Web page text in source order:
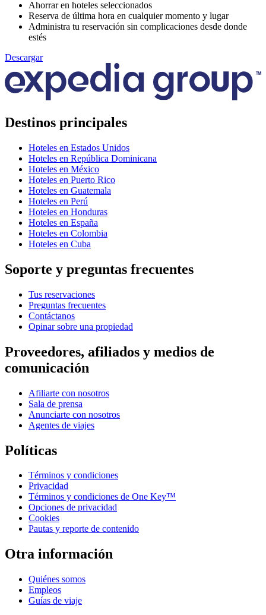
Ahorrar en hoteles seleccionados
Reserva de última hora en cualquier momento y lugar
Administra tu reservación sin complicaciones desde donde
estés
Descargar
Destinos principales
Hoteles en Estados Unidos
Hoteles en República Dominicana
Hoteles en México
Hoteles en Puerto Rico
Hoteles en Guatemala
Hoteles en Perú
Hoteles en Honduras
Hoteles en España
Hoteles en Colombia
Hoteles en Cuba
Soporte y preguntas frecuentes
Tus reservaciones
Preguntas frecuentes
Contáctanos
Opinar sobre una propiedad
Proveedores, afiliados y medios de
comunicación
Afiliarte con nosotros
Sala de prensa
Anunciarte con nosotros
Agentes de viajes
Políticas
Términos y condiciones
Privacidad
Términos y condiciones de One Key™
Opciones de privacidad
Cookies
Pautas y reporte de contenido
Otra información
Quiénes somos
Empleos
Guías de viaje